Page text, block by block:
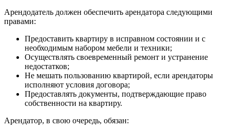
Арендодатель должен обеспечить арендатора следующими
правами:
Предоставить квартиру в исправном состоянии и с
необходимым набором мебели и техники;
Осуществлять своевременный ремонт и устранение
недостатков;
Не мешать пользованию квартирой, если арендаторы
исполняют условия договора;
Предоставлять документы, подтверждающие право
собственности на квартиру.
Арендатор, в свою очередь, обязан: